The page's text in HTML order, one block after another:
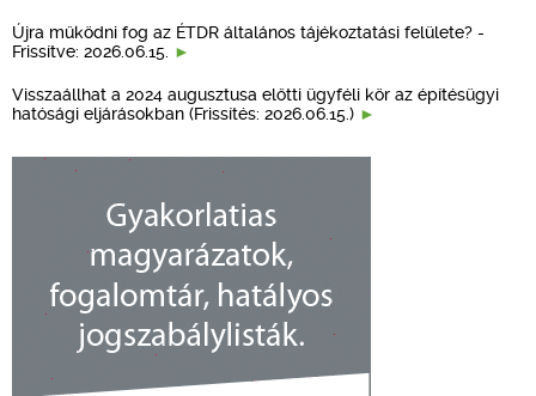
Újra működni fog az ÉTDR általános tájékoztatási felülete? -
Frissítve: 2026.06.15.
Visszaállhat a 2024 augusztusa előtti ügyféli kör az építésügyi
hatósági eljárásokban (Frissítés: 2026.06.15.)